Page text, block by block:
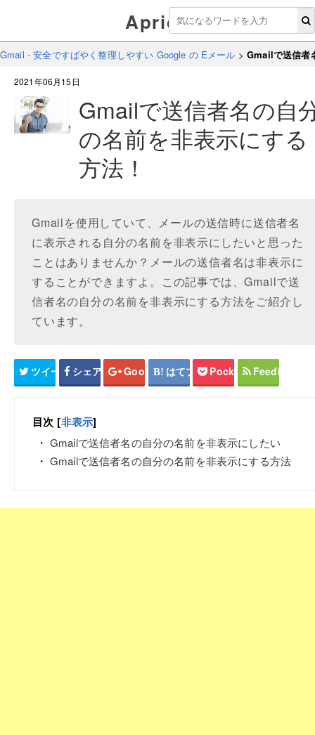
Aprico
Gmail - 安全ですばやく整理しやすい Google の Eメール >Gmailで送信者
2021年06月15日
Gmailで送信者名の自
の名前を非表示にする
方法！
Gmailを使用していて、メールの送信時に送信者名
に表示される自分の名前を非表示にしたいと思った
ことはありませんか？メールの送信者名は非表示に
することができますよ。この記事では、Gmailで送
信者名の自分の名前を非表示にする方法をご紹介し
ています。
ツイート シェア Google+ はてブ Pocket Feedly
目次 [非表示]
Gmailで送信者名の自分の名前を非表示にしたい
Gmailで送信者名の自分の名前を非表示にする方法